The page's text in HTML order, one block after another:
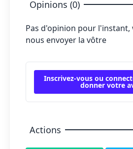
Opinions (0)
Pas d'opinion pour l'instant,
nous envoyer la vôtre
Inscrivez-vous ou
donner votre
Actions